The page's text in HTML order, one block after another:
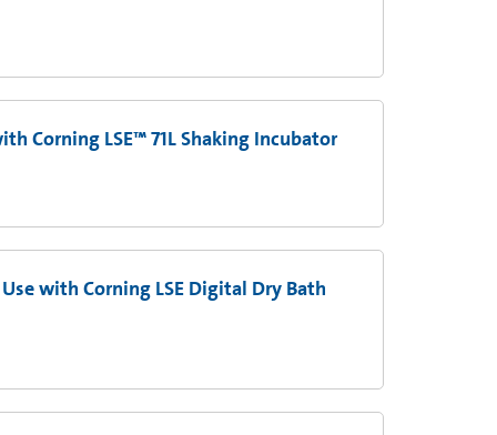
Corning LSE™ 71L Shaking Incubator
with Corning LSE Digital Dry Bath